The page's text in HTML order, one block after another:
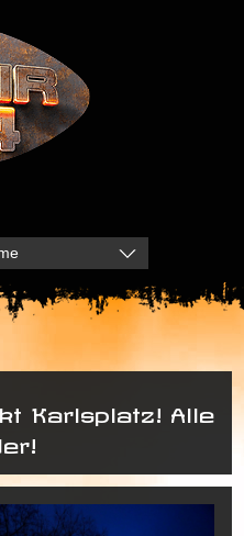
Karlsplatz! Alle